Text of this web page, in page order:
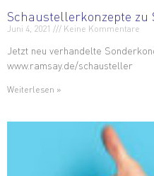
Schaustellerkonzepte zu
Juni 4, 2021 Keine Kommentare
Jetzt neu verhandelte
www.ramsay.de/schausteller
Weiterlesen »